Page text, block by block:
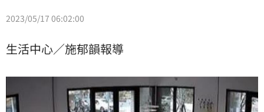
2023/05/17 06:02:00
生活中心／施郁韻報導